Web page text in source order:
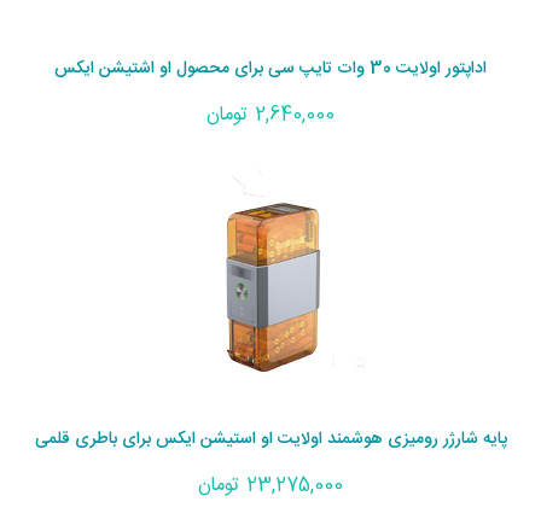
اداپتور اولایت 30 وات تایپ سی برای محصول او اشتیشن ایکس
2,640,000 تومان
پایه شارژر رومیزی هوشمند اولایت او استیشن ایکس برای باطری قلمی
23,275,000 تومان